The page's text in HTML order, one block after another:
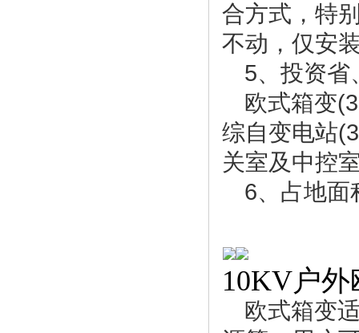
合方式，特
不动，仅安
5、投资省
欧式箱变
综自变电站
关室及中控
6、占地面
10KV户
欧式箱变